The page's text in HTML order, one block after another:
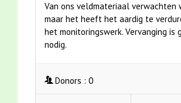
Van ons veldmateriaal verwachten
maar het heeft het aardig te
het monitoringswerk. Vervanging is
nodig.
Donors : 0